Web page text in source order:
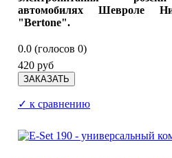
автомобилях Шевроле
"Bertone".
0.0 (голосов 0)
420 руб
✓ к сравнению